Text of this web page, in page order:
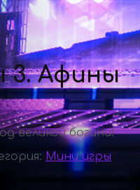
3. Афины
великой богини!
Мини игры